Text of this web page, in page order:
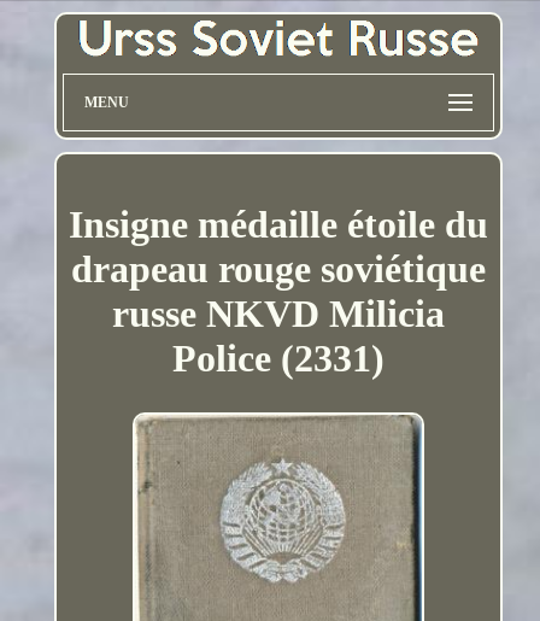
MENU
Insigne médaille étoile du
drapeau rouge soviétique
russe NKVD Milicia
Police (2331)